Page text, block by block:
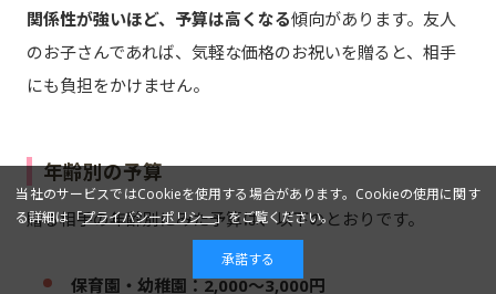
関係性が強いほど、予算は高くなる傾向があります。友人
のお子さんであれば、気軽な価格のお祝いを贈ると、相手
にも負担をかけません。
年齢別の予算
贈る相手の年齢別にみた予算は、以下のとおりです。
保育園・幼稚園：2,000～3,000円
当社のサービスではCookieを使用する場合があります。Cookieの使用に関す
る詳細は「プライバシーポリシー」をご覧ください。
承諾する